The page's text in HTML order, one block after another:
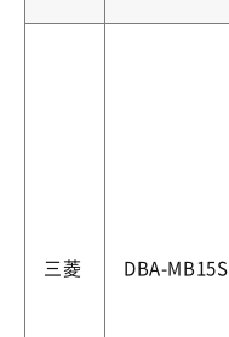
三菱 DBA-MB15S